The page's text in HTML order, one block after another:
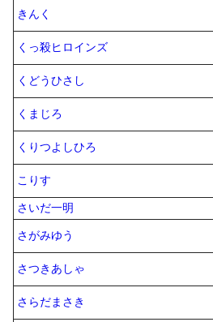
きんく
くっ殺ヒロインズ
くどうひさし
くまじろ
くりつよしひろ
こりす
さいだ一明
さがみゆう
さつきあしゃ
さらだまさき